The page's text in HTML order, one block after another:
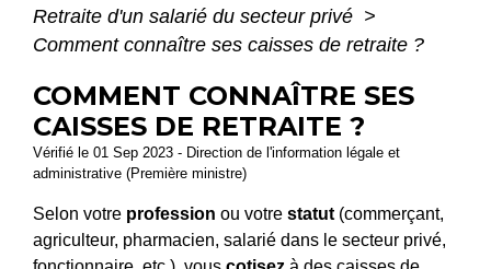
Retraite d'un salarié du secteur privé >
Comment connaître ses caisses de retraite ?
COMMENT CONNAÎTRE SES
CAISSES DE RETRAITE ?
Vérifié le 01 Sep 2023 - Direction de l'information légale et
administrative (Première ministre)
Selon votre profession ou votre statut (commerçant,
agriculteur, pharmacien, salarié dans le secteur privé,